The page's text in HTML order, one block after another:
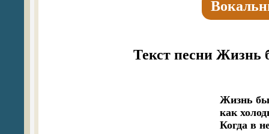
Текст песни Жизнь
Жизнь
как
Когда в